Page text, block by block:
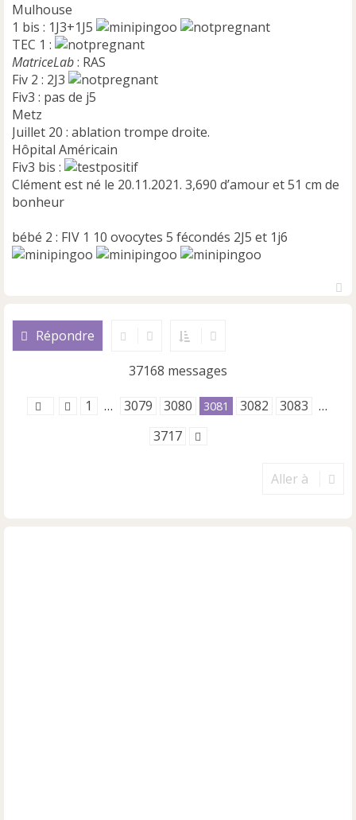
Mulhouse
1 bis : 1J3+1J5
TEC 1 :
MatriceLab: RAS
Fiv 2 : 2J3
Fiv3 : pas de j5
Metz
Juillet 20 : ablation trompe droite.
Hôpital Américain
Fiv3 bis :
Clément est né le 20.11.2021. 3,690 d’amour et 51 cm de
bonheur
bébé 2 : FIV 1 10 ovocytes 5 fécondés 2J5 et 1j6
Répondre
37168 messages
1 … 3079 3080 3081 3082 3083 …
3717
Aller à